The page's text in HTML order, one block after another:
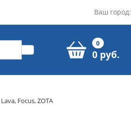
Ваш город:
0
0 руб.
Focus, ZOTA